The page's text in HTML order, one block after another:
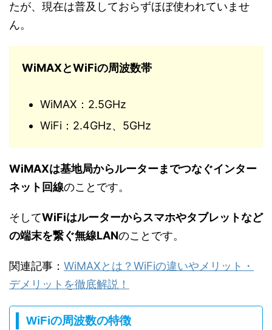
たが、現在は普及しておらずほぼ使われていませ
ん。
WiMAXとWiFiの周波数帯
WiMAX：2.5GHz
WiFi：2.4GHz、5GHz
WiMAXは基地局からルーターまでつなぐインター
ネット回線のことです。
そしてWiFiはルーターからスマホやタブレットなど
の端末を繋ぐ無線LANのことです。
関連記事： WiMAXとは？WiFiの違いやメリット・
デメリットを徹底解説！
WiFiの周波数の特徴